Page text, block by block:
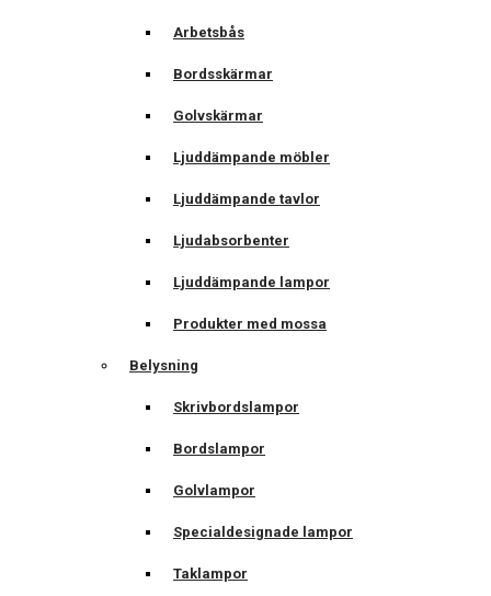
Arbetsbås
Bordsskärmar
Golvskärmar
Ljuddämpande möbler
Ljuddämpande tavlor
Ljudabsorbenter
Ljuddämpande lampor
Produkter med mossa
Belysning
Skrivbordslampor
Bordslampor
Golvlampor
Specialdesignade lampor
Taklampor